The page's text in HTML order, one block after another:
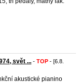
svět ... - TOP - [6.8.
akustické pianino